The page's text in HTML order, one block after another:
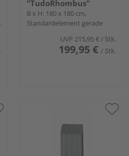
"TudoRhombus"
B x H: 180 x 180 cm,
Standardelement gerade
UVP 215,95 €/ Stk.
199,95 € / Stk.